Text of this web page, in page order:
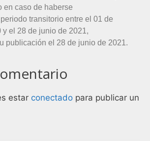
en caso de haberse
transitorio entre el 01 de
y el 28 de junio de 2021,
publicación el 28 de junio de 2021.
estar conectado para publicar un